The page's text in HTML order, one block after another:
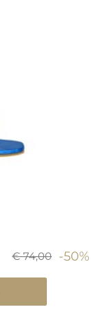
€ 74,00 -50%